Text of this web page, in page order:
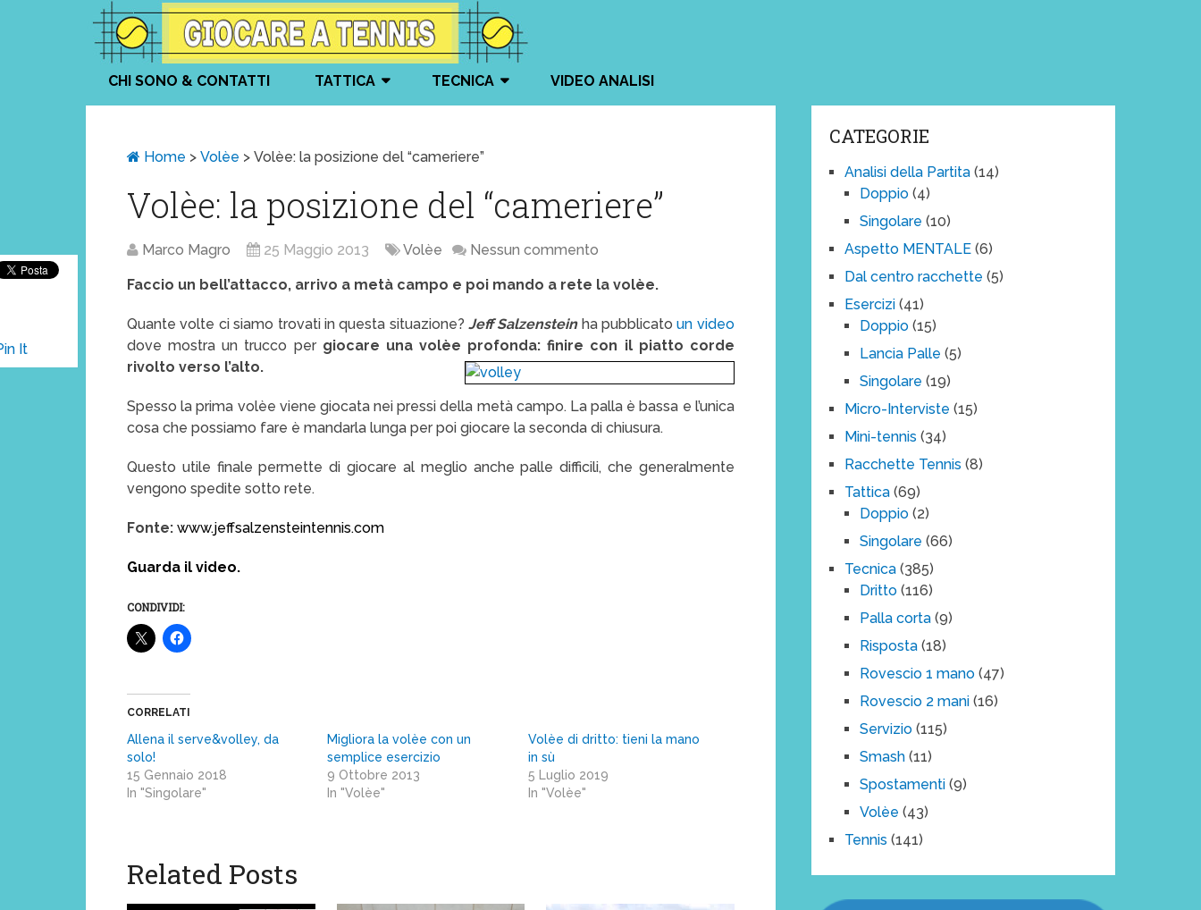
CHI SONO & CONTATTI TATTICA TECNICA VIDEO ANALISI
Home >Volèe >Volèe: la posizione del “cameriere”
Volèe: la posizione del “cameriere”
Marco Magro 25 Maggio 2013 Volèe Nessun commento
Faccio un bell’attacco, arrivo a metà campo e poi mando a rete la volèe.
Quante volte ci siamo trovati in questa situazione? Jeff Salzensteinha pubblicatoun video
dove mostra un trucco per giocare una volèe profonda: finire con il piatto corde
rivolto verso l’alto.
Spesso la prima volèe viene giocata nei pressi della metà campo. La palla è bassa e l’unica
cosa che possiamo fare è mandarla lunga per poi giocare la seconda di chiusura.
Questo utile finale permette di giocare al meglio anche palle difficili, che generalmente
vengono spedite sotto rete.
Fonte: www.jeffsalzensteintennis.com
Guarda il video.
CONDIVIDI:
CORRELATI
Allena il serve&volley, da
solo!
15 Gennaio 2018
In "Singolare"
Migliora la volèe con un
semplice esercizio
9 Ottobre 2013
In "Volèe"
Volèe di dritto: tieni la mano
in sù
5 Luglio 2019
In "Volèe"
It
Related Posts
CATEGORIE
Analisi della Partita (14)
Doppio (4)
Singolare (10)
Aspetto MENTALE (6)
Dal centro racchette (5)
Esercizi (41)
Doppio (15)
Lancia Palle (5)
Singolare (19)
Micro-Interviste (15)
Mini-tennis (34)
Racchette Tennis (8)
Tattica (69)
Doppio (2)
Singolare (66)
Tecnica (385)
Dritto (116)
Palla corta (9)
Risposta (18)
Rovescio 1 mano (47)
Rovescio 2 mani (16)
Servizio (115)
Smash (11)
Spostamenti (9)
Volèe (43)
Tennis (141)